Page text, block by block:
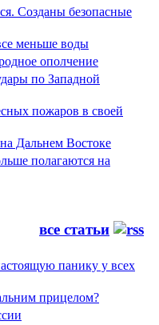
Созданы безопасные
меньше воды
ополчение
по Западной
пожаров в своей
Дальнем Востоке
полагаются на
все статьи
панику у всех
прицелом?